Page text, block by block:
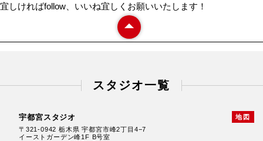
宜しければfollow、いいね宜しくお願いいたします！
スタジオ一覧
宇都宮スタジオ
地図
〒321-0942 栃木県 宇都宮市峰2丁目4−7
イーストガーデン峰1F B号室